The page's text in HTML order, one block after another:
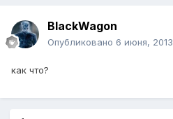
BlackWagon
Опубликовано 6 июня, 2013
как что?